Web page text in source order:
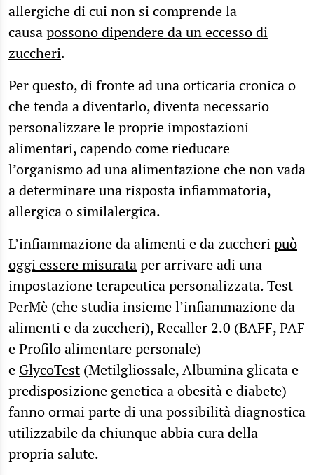
allergiche di cui non si comprende la
causapossono dipendere da un eccesso di
zuccheri.
Per questo, di fronte ad una orticaria cronica o
che tenda a diventarlo, diventa necessario
personalizzare le proprie impostazioni
alimentari, capendo come rieducare
l’organismo ad una alimentazione che non vada
a determinare una risposta infiammatoria,
allergica o similalergica.
L’infiammazione da alimenti e da zuccheripuò
oggi essere misurataper arrivare adi una
impostazione terapeutica personalizzata. Test
PerMè (che studia insieme l’infiammazione da
alimenti e da zuccheri), Recaller 2.0 (BAFF, PAF
e Profilo alimentare personale)
e GlycoTest (Metilgliossale, Albumina glicata e
predisposizione genetica a obesità e diabete)
fanno ormai parte di una possibilità diagnostica
utilizzabile da chiunque abbia cura della
propria salute.